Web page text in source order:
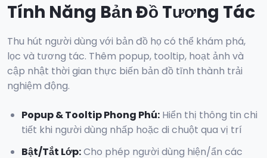
Tính Năng Bản Đồ Tương Tác
Thu hút người dùng với bản đồ họ có thể khám phá,
lọc và tương tác. Thêm popup, tooltip, hoạt ảnh và
cập nhật thời gian thực biến bản đồ tĩnh thành trải
nghiệm động.
Popup & Tooltip Phong Phú: Hiển thị thông tin chi
tiết khi người dùng nhấp hoặc di chuột qua vị trí
Bật/Tắt Lớp:Cho phép người dùng hiện/ẩn các